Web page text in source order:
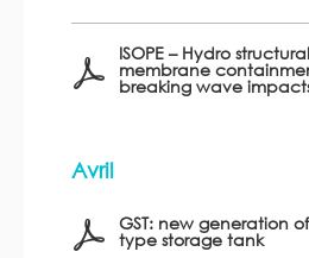
ISOPE – Hydro
membrane
breaking wave
Avril
GST: new generation
type storage tank